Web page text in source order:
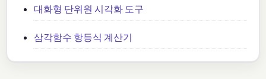
대화형 단위원 시각화 도구
삼각함수 항등식 계산기